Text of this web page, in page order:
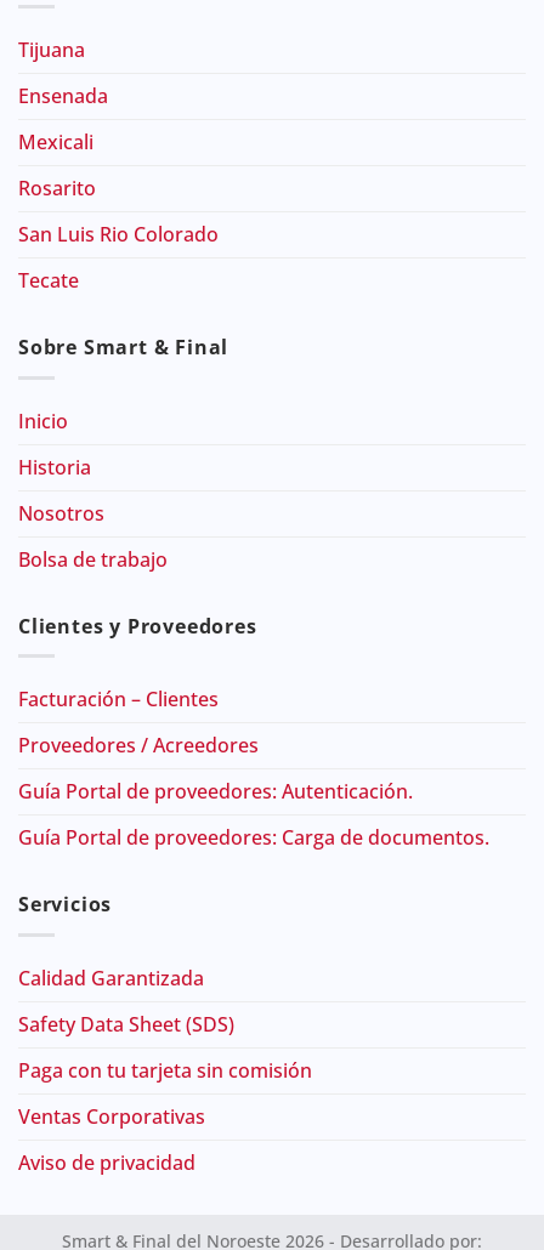
Tijuana
Ensenada
Mexicali
Rosarito
San Luis Rio Colorado
Tecate
Sobre Smart & Final
Inicio
Historia
Nosotros
Bolsa de trabajo
Clientes y Proveedores
Facturación – Clientes
Proveedores / Acreedores
Guía Portal de proveedores: Autenticación.
Guía Portal de proveedores: Carga de documentos.
Servicios
Calidad Garantizada
Safety Data Sheet (SDS)
Paga con tu tarjeta sin comisión
Ventas Corporativas
Aviso de privacidad
Smart & Final del Noroeste 2026 - Desarrollado por: